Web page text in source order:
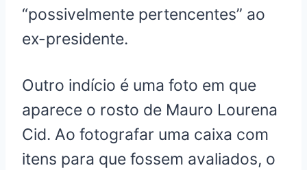
“possivelmente pertencentes” ao
ex-presidente.
Outro indício é uma foto em que
aparece o rosto de Mauro Lourena
Cid. Ao fotografar uma caixa com
itens para que fossem avaliados, o